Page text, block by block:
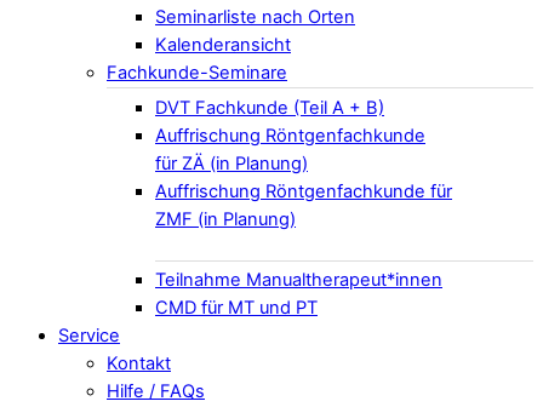
Seminarliste nach Orten
Kalenderansicht
Fachkunde-Seminare
DVT Fachkunde (Teil A + B)
Auffrischung Röntgenfachkunde
für ZÄ (in Planung)
Auffrischung Röntgenfachkunde für
ZMF (in Planung)
Teilnahme Manualtherapeut*innen
CMD für MT und PT
Service
Kontakt
Hilfe / FAQs